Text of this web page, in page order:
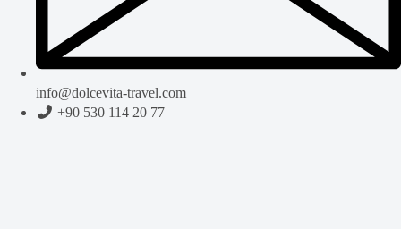
info@dolcevita-travel.com
+90 530 114 20 77